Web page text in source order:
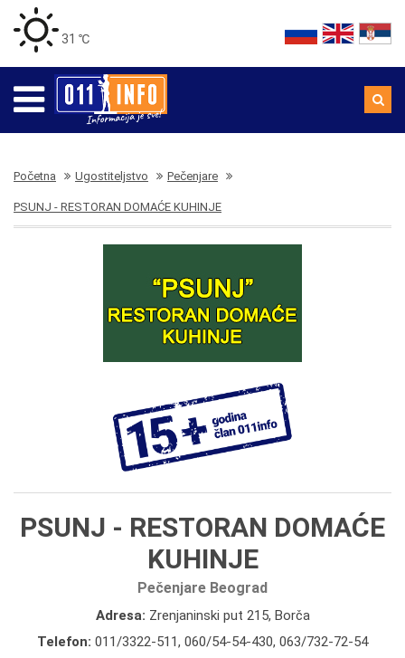
31 ℃
Početna Ugostiteljstvo Pečenjare
PSUNJ - RESTORAN DOMAĆE KUHINJE
PSUNJ - RESTORAN DOMAĆE
KUHINJE
Pečenjare Beograd
Adresa: Zrenjaninski put 215, Borča
Telefon: 011/3322-511, 060/54-54-430, 063/732-72-54